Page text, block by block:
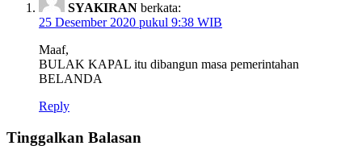
SYAKIRAN berkata:
25 Desember 2020 pukul 9:38 WIB
Maaf,
BULAK KAPAL itu dibangun masa pemerintahan
BELANDA
Reply
Tinggalkan Balasan